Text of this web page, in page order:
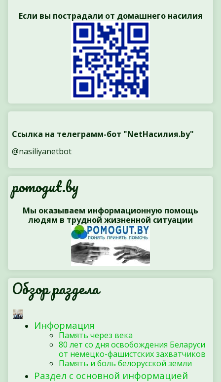
Если вы пострадали от домашнего насилия
Ссылка на телеграмм-бот "NetНасилия.by"
@nasiliyanetbot
pomogut.by
Мы оказываем информационную помощь
людям в трудной жизненной ситуации
Обзор раздела
Информация
Память через века
80 лет со дня освобождения Беларуси
от немецко-фашистских захватчиков
Память и боль белорусской земли
Раздел с основной информацией